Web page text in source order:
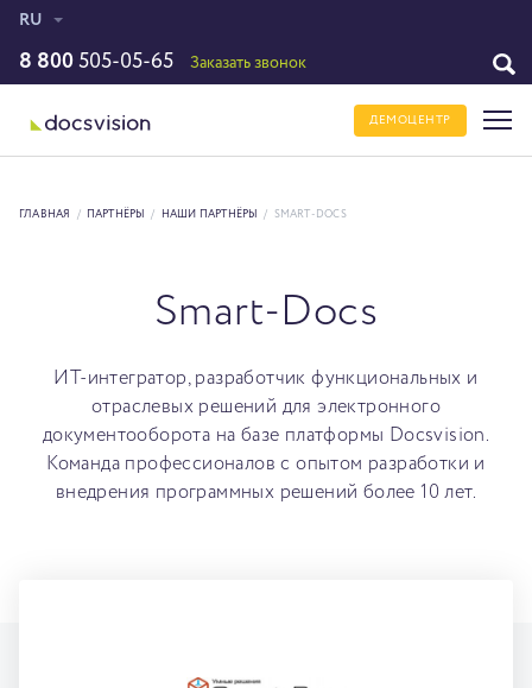
RU
8 800 505-05-65 Заказать звонок
ДЕМОЦЕНТР
ГЛАВНАЯ / ПАРТНЁРЫ / НАШИ ПАРТНЁРЫ / SMART-DOCS
Smart-Docs
ИТ-интегратор, разработчик функциональных и
отраслевых решений для электронного
документооборота на базе платформы Docsvision.
Команда профессионалов с опытом разработки и
внедрения программных решений более 10 лет.